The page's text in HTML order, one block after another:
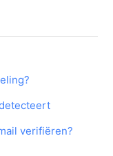
verifiëren?